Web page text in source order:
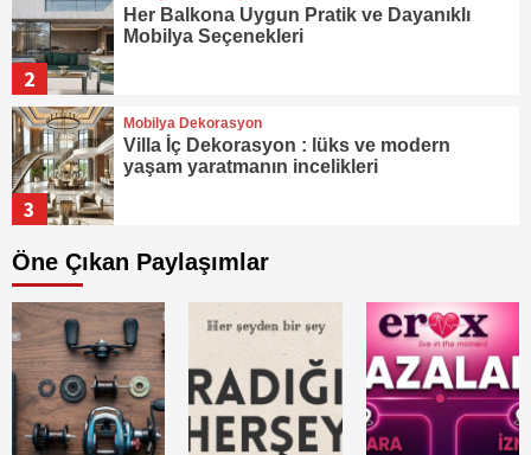
2
Her Balkona Uygun Pratik ve Dayanıklı
Mobilya Seçenekleri
3
Mobilya Dekorasyon
Villa İç Dekorasyon : lüks ve modern
yaşam yaratmanın incelikleri
4
Mobilya Dekorasyon
Evini Baştan Sona Yenile! 2025’in En
Mobilya Dekorasyon
Yatak Odanızı Canlandıran Muhteşem
Dekorasyon Önerileri
Öne Çıkan Paylaşımlar